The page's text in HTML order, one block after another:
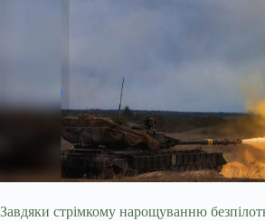
Завдяки стрімкому нарощуванню